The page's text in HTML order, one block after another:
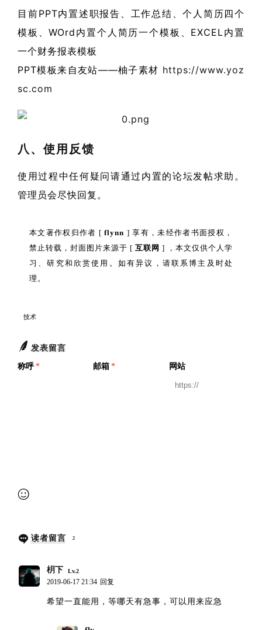
目前PPT内置述职报告、工作总结、个人简历四个
模板、WOrd内置个人简历一个模板、EXCEL内置
一个财务报表模板
PPT模板来自友站——柚子素材 https://www.yoz
sc.com
八、使用反馈
使用过程中任何疑问请通过内置的论坛发帖求助。
管理员会尽快回复。
本文著作权归作者 [flynn ] 享有，未经作者书面授权，
禁止转载，封面图片来源于 [ 互联网 ] ，本文仅供个人学
习、研究和欣赏使用。如有异议，请联系博主及时处
理。
技术
发表留言
称呼 * 邮箱 * 网站
读者留言 2
枂下 Lv.2
2019-06-17 21:34 回复
希望一直能用，等哪天有急事，可以用来应急